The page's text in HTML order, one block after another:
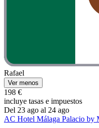
Rafael
Ver menos
198 €
incluye tasas e impuestos
Del 23 ago al 24 ago
AC Hotel Málaga Palacio by